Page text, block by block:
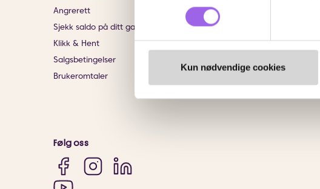
Kun nødvendige cookies
Angrerett
Sjekk saldo på ditt gavekort
Klikk & Hent
Salgsbetingelser
Brukeromtaler
Bærekraftig forretningsdrift
Jobb hos oss
Samarbeid med oss
Følg oss